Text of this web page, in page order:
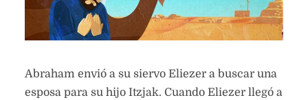
Abraham envió a su siervo Eliezer a buscar una
esposa para su hijo Itzjak. Cuando Eliezer llegó a